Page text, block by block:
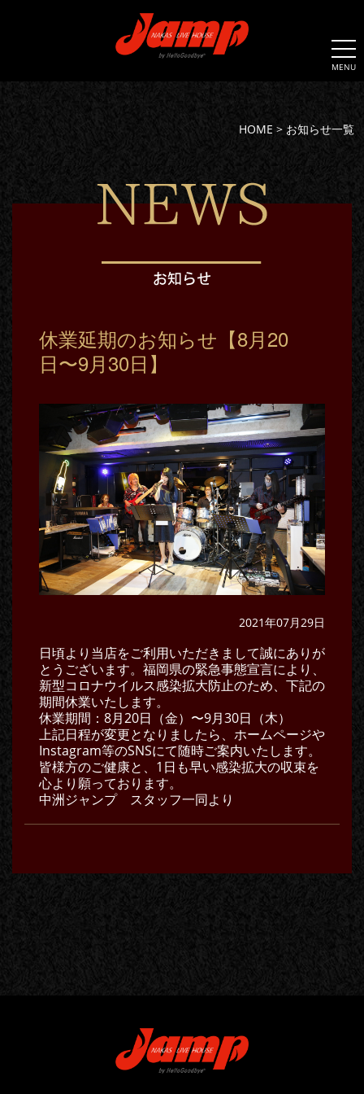
MENU
HOME > お知らせ一覧
休業延期のお知らせ【8月20
日〜9月30日】
2021年07月29日
日頃より当店をご利用いただきまして誠にありが
とうございます。福岡県の緊急事態宣言により、
新型コロナウイルス感染拡大防止のため、下記の
期間休業いたします。
休業期間：8月20日（金）〜9月30日（木）
上記日程が変更となりましたら、ホームページや
Instagram等のSNSにて随時ご案内いたします。
皆様方のご健康と、1日も早い感染拡大の収束を
心より願っております。
中洲ジャンプ スタッフ一同より